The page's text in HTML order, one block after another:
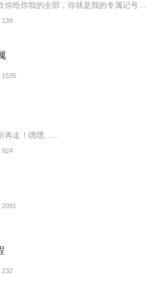
139
1535
再走！嘿嘿……
924
2091
232